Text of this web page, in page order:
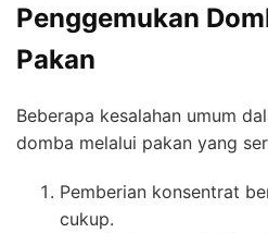
Penggemukan
Pakan
Beberapa kesalahan umum
domba melalui pakan yang
Pemberian konsentrat
cukup.